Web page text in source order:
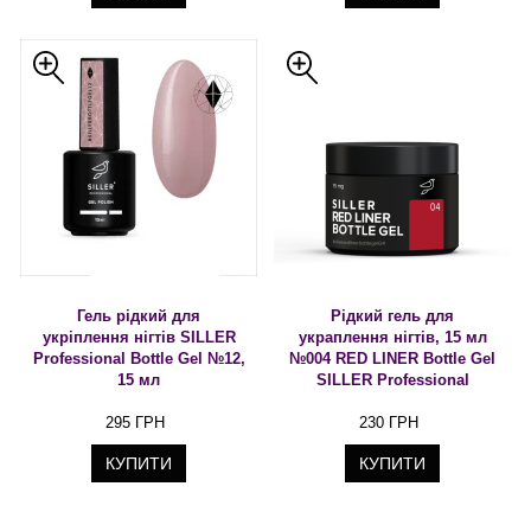
Гель рідкий для
укріплення нігтів SILLER
Professional Bottle Gel №12,
15 мл
295 ГРН
КУПИТИ
Рідкий гель для
украплення нігтів, 15 мл
№004 RED LINER Bottle Gel
SILLER Professional
230 ГРН
КУПИТИ